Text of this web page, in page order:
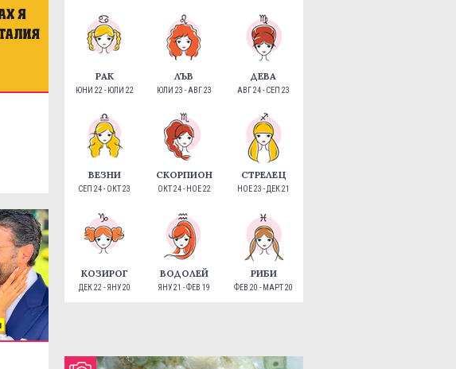
РАК
ЮНИ 22 - ЮЛИ 22
ЛЪВ
ЮЛИ 23 - АВГ 23
ДЕВА
АВГ 24 - СЕП 23
ВЕЗНИ
СЕП 24 - ОКТ 23
СКОРПИОН
ОКТ 24 - НОЕ 22
СТРЕЛЕЦ
НОЕ 23 - ДЕК 21
КОЗИРОГ
ДЕК 22 - ЯНУ 20
ВОДОЛЕЙ
ЯНУ 21 - ФЕВ 19
РИБИ
ФЕВ 20 - МАРТ 20